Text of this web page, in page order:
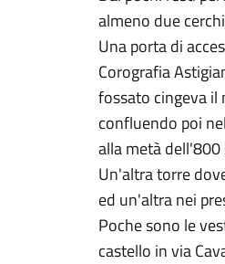
almeno due
Una porta di
Corografia
fossato cingeva il
confluendo poi
alla metà dell'800
Un'altra torre
ed un'altra nei
Poche sono le
castello in via